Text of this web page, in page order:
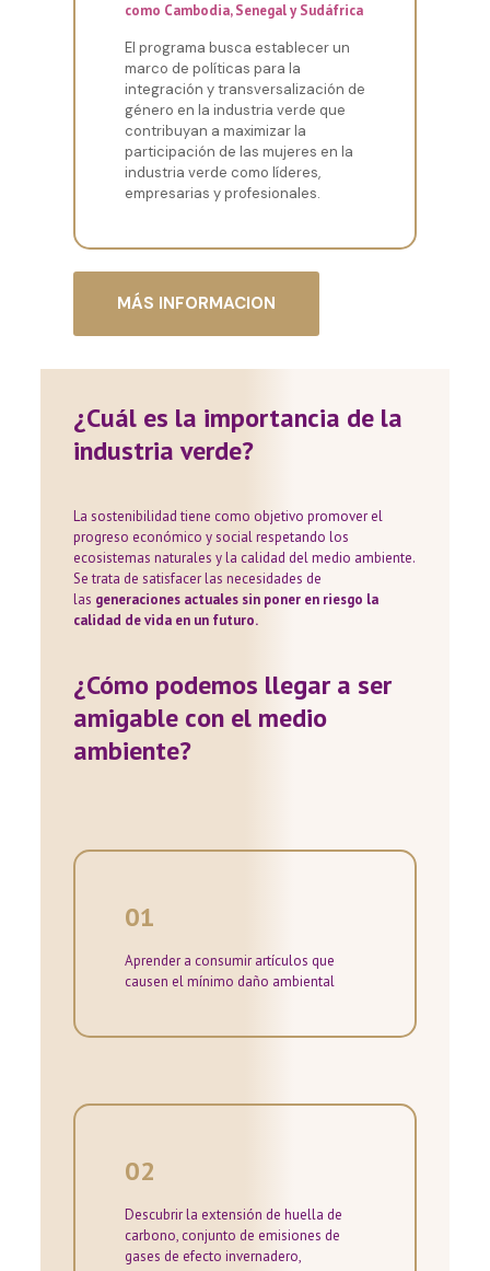
como Cambodia, Senegal y Sudáfrica
El programa busca establecer un
marco de políticas para la
integración y transversalización de
género en la industria verde que
contribuyan a maximizar la
participación de las mujeres en la
industria verde como líderes,
empresarias y profesionales.
MÁS INFORMACION
¿Cuál es la importancia de la
industria verde?
La sostenibilidad tiene como objetivo promover el
progreso económico y social respetando los
ecosistemas naturales y la calidad del medio ambiente.
Se trata de satisfacer las necesidades de
las generaciones actuales sin poner en riesgo la
calidad de vida en un futuro.
¿Cómo podemos llegar a ser
amigable con el medio
ambiente?
01
Aprender a consumir artículos que
causen el mínimo daño ambiental
02
Descubrir la extensión de huella de
carbono, conjunto de emisiones de
gases de efecto invernadero,